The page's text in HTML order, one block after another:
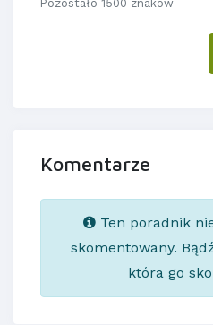
Pozostało 1500 znaków
Komentarze
Ten poradnik
skomentowany.
która go